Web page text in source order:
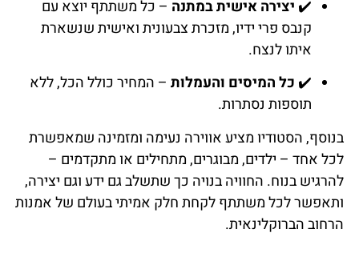
✔️ יצירה אישית במתנה – כל משתתף יוצא עם
קנבס פרי ידיו, מזכרת צבעונית ואישית שנשארת
איתו לנצח.
✔️ כל המיסים והעמלות– המחיר כולל הכל, ללא
תוספות נסתרות.
בנוסף, הסטודיו מציע אווירה נעימה ומזמינה שמאפשרת
לכל אחד – ילדים, מבוגרים, מתחילים או מתקדמים –
להרגיש בנוח. החוויה בנויה כך שתשלב גם ידע וגם יצירה,
ותאפשר לכל משתתף לקחת חלק אמיתי בעולם של אמנות
הרחוב הברוקלינאית.